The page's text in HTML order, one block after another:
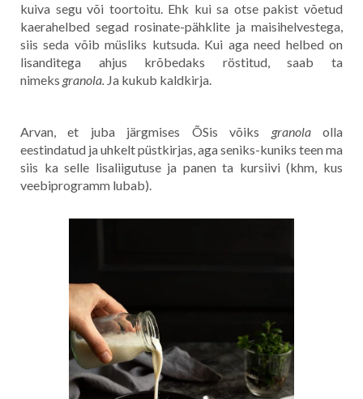
kuiva segu või toortoitu. Ehk kui sa otse pakist võetud
kaerahelbed segad rosinate-pähklite ja maisihelvestega,
siis seda võib müsliks kutsuda. Kui aga need helbed on
lisanditega ahjus krõbedaks röstitud, saab ta
nimeks granola. Ja kukub kaldkirja.
Arvan, et juba järgmises ÕSis võiks granolaolla
eestindatud ja uhkelt püstkirjas, aga seniks-kuniks teen ma
siis ka selle lisaliigutuse ja panen ta kursiivi (khm, kus
veebiprogramm lubab).